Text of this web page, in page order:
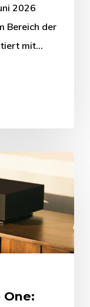
2026
Bereich der
mit…
One: